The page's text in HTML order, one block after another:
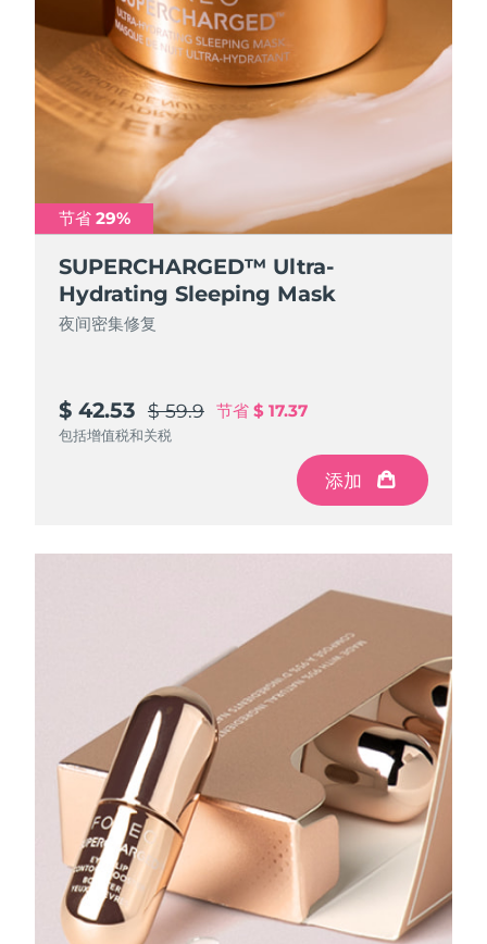
节省 29%
SUPERCHARGED™ Ultra-
Hydrating Sleeping Mask
夜间密集修复
$ 42.53 $ 59.9 节省 $ 17.37
包括增值税和关税
添加